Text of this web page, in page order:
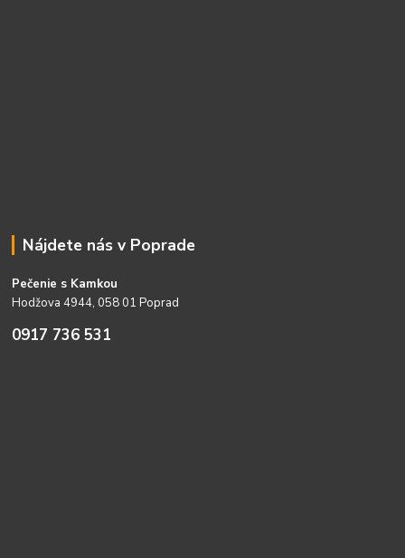
Nájdete nás v Poprade
Pečenie s Kamkou
Hodžova 4944, 058 01 Poprad
0917 736 531